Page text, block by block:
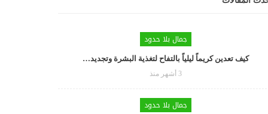
جمال بلا حدود
كيف تعدين كريماً ليلياً بالتفاح لتغذية البشرة وتجديد…
3 أشهر منذ
جمال بلا حدود